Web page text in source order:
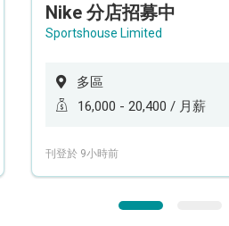
Nike 分店招募中
Sportshouse Limited
多區
16,000 - 20,400 / 月薪
刊登於 9小時前